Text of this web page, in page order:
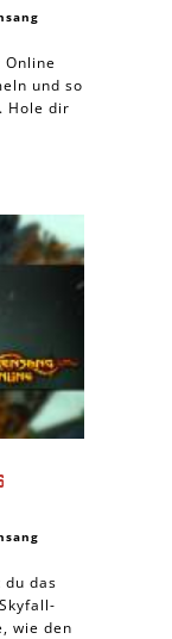
Online
und so
Hole dir
du das
wie den